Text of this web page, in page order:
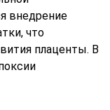
внедрение
что
плаценты. В